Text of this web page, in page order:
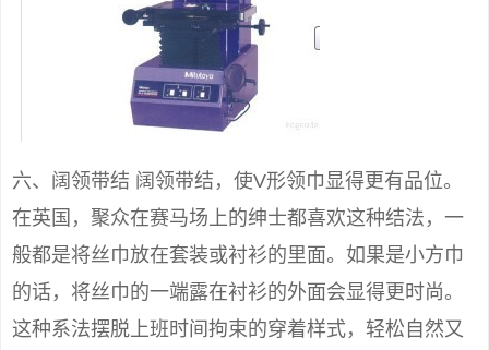
六、阔领带结 阔领带结，使V形领巾显得更有品位。
在英国，聚众在赛马场上的绅士都喜欢这种结法，一
般都是将丝巾放在套装或衬衫的里面。如果是小方巾
的话，将丝巾的一端露在衬衫的外面会显得更时尚。
这种系法摆脱上班时间拘束的穿着样式，轻松自然又